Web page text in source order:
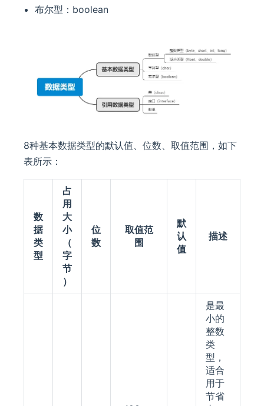
布尔型：boolean
8种基本数据类型的默认值、位数、取值范围，如下
表所示：
数
据
类
型
占
用
大
小
（
字
节
）
位
数
取值范
围
默
认
值
描述
是最
小的
整数
类
型，
适合
用于
节省